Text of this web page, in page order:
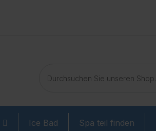
Ice Bad Spa teil finden